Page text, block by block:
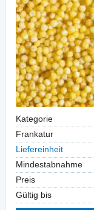
Kategorie
Frankatur
Liefereinheit
Mindestabnahme
Preis
Gültig bis